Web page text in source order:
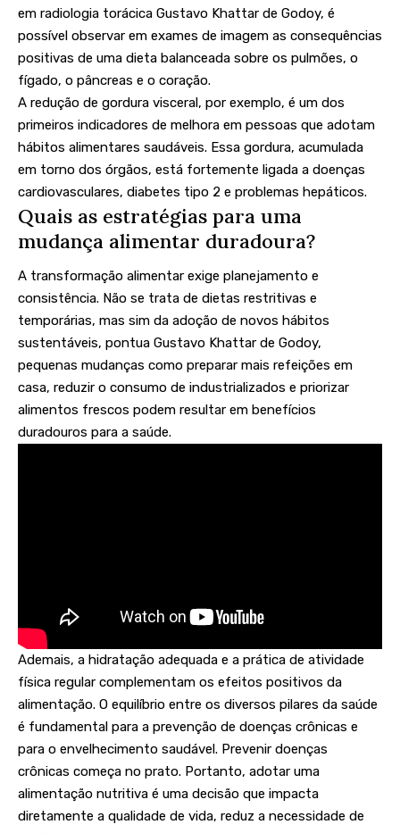
em radiologia torácica Gustavo Khattar de Godoy, é
possível observar em exames de imagem as consequências
positivas de uma dieta balanceada sobre os pulmões, o
fígado, o pâncreas e o coração.
A redução de gordura visceral, por exemplo, é um dos
primeiros indicadores de melhora em pessoas que adotam
hábitos alimentares saudáveis. Essa gordura, acumulada
em torno dos órgãos, está fortemente ligada a doenças
cardiovasculares, diabetes tipo 2 e problemas hepáticos.
Quais as estratégias para uma
mudança alimentar duradoura?
A transformação alimentar exige planejamento e
consistência. Não se trata de dietas restritivas e
temporárias, mas sim da adoção de novos hábitos
sustentáveis, pontua Gustavo Khattar de Godoy,
pequenas mudanças como preparar mais refeições em
casa, reduzir o consumo de industrializados e priorizar
alimentos frescos podem resultar em benefícios
duradouros para a saúde.
Ademais, a hidratação adequada e a prática de atividade
física regular complementam os efeitos positivos da
alimentação. O equilíbrio entre os diversos pilares da saúde
é fundamental para a prevenção de doenças crônicas e
para o envelhecimento saudável. Prevenir doenças
crônicas começa no prato. Portanto, adotar uma
alimentação nutritiva é uma decisão que impacta
diretamente a qualidade de vida, reduz a necessidade de